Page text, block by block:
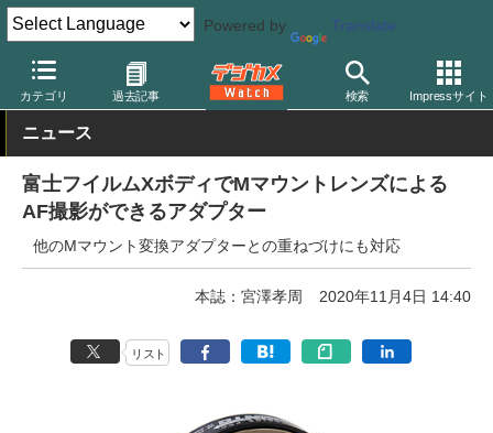
Powered by Translate
カテゴリ 過去記事 検索 Impressサイト
デジカメ Watch レンズ マウントアダプター
ニュース
富士フイルムXボディでMマウントレンズによる
AF撮影ができるアダプター
他のMマウント変換アダプターとの重ねづけにも対応
本誌：宮澤孝周 2020年11月4日 14:40
リスト